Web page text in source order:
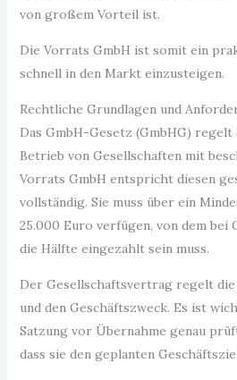
von großem Vorteil ist.
Die Vorrats GmbH ist somit ein
schnell in den Markt einzusteigen.
Rechtliche Grundlagen und
Das GmbH-Gesetz (GmbHG) regelt
Betrieb von Gesellschaften mit
Vorrats GmbH entspricht diesen
vollständig. Sie muss über ein
25.000 Euro verfügen, von dem bei
die Hälfte eingezahlt sein muss.
Der Gesellschaftsvertrag regelt
und den Geschäftszweck. Es ist
Satzung vor Übernahme genau
dass sie den geplanten